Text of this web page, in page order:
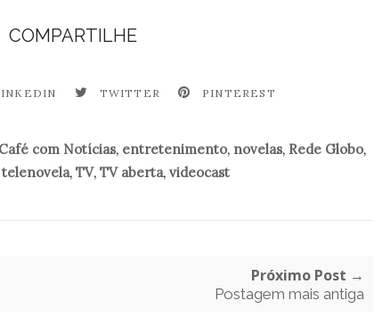
COMPARTILHE
TWITTER PINTEREST
Café com Notícias, entretenimento, novelas, Rede Globo,
telenovela, TV, TV aberta, videocast
Próximo Post →
Postagem mais antiga